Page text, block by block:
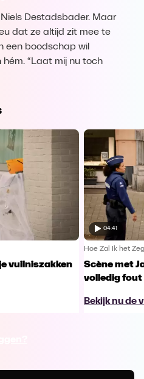
Destadsbader. Maar
dat ze altijd zit mee te
een boodschap wil
hém. “Laat mij nu toch
vuilniszakken
04:41
Hoe Zal Ik het
Scène met
volledig fout
Bekijk nu de